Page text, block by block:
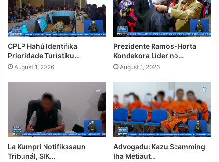
CPLP Hahú Identifika
Prioridade Turístiku…
August 1, 2026
Prezidente Ramos-Horta
Kondekora Líder no…
August 1, 2026
La Kumpri Notifikasaun
Tribunál, SIK…
Advogadu: Kazu Scamming
Iha Metiaut…